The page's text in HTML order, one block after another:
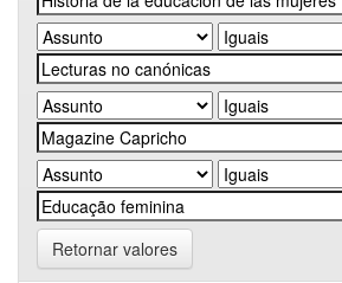
Retornar valores